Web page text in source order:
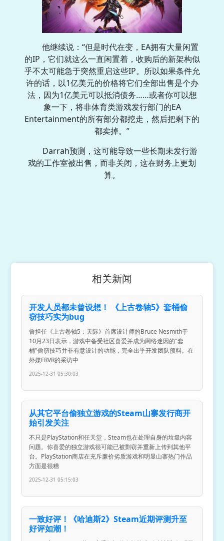
他继续说：“但是时代在变，EA拥有大量闲置
的IP，它们就这么一直闲置着，收购后的新架构似
乎不太可能急于突然重启这些IP。所以如果条件允
许的话，以1亿美元的价格将它们全部出售是个办
法，因为1亿美元可以抵消债务……或者你可以想
象一下，将非体育类游戏发行部门的EA
Entertainment的所有部分都挖走，然后把剩下的
都卖掉。”
Darrah预测，这可能导致一些长期未发行游
戏的工作室被出售，而非关闭，这在财务上更划
算。
相关新闻
开发人员都未曾设想！ 《上古卷轴5》套桶偷
窃技巧实为bug
曾担任《上古卷轴5：天际》首席设计师的Bruce Nesmith于
10月23日表示，游戏中备受社区喜爱并成为网络迷因的"套
桶"偷窃技巧并非有意设计的功能，完全出乎开发团队预料。在
外媒FRVR的采访中
2025-12-31 05:30:03
从其它平台偷独立游戏的Steam山寨发行商开
始引发关注
不只是PlayStation和任天堂，Steam也在处理自身的垃圾内容
问题。你喜爱的独立游戏很可能已被剽窃并重新上传到其他平
台。PlayStation商店在充斥廉价劣质游戏和明显山寨热门作品
方面是很糟
2025-12-31 05:15:03
一致好评！《哈迪斯2》Steam近期评测升至
好评如潮！